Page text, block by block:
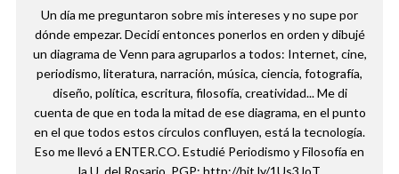
Un día me preguntaron sobre mis intereses y no supe por
dónde empezar. Decidí entonces ponerlos en orden y dibujé
un diagrama de Venn para agruparlos a todos: Internet, cine,
periodismo, literatura, narración, música, ciencia, fotografía,
diseño, política, escritura, filosofía, creatividad... Me di
cuenta de que en toda la mitad de ese diagrama, en el punto
en el que todos estos círculos confluyen, está la tecnología.
Eso me llevó a ENTER.CO. Estudié Periodismo y Filosofía en
la U. del Rosario. PGP: http://bit.ly/1Us3JoT